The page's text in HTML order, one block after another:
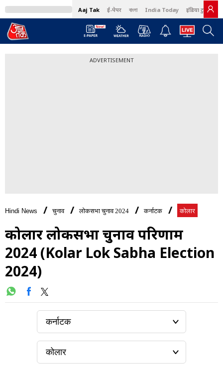
Aaj Tak ई-पेपर বাংলা India Today इंडिया टुडे हिंदी
ADVERTISEMENT
Hindi News चुनाव लोकसभा चुनाव 2024 कर्नाटक कोलार
कोलार लोकसभा चुनाव परिणाम
2024 (Kolar Lok Sabha Election
2024)